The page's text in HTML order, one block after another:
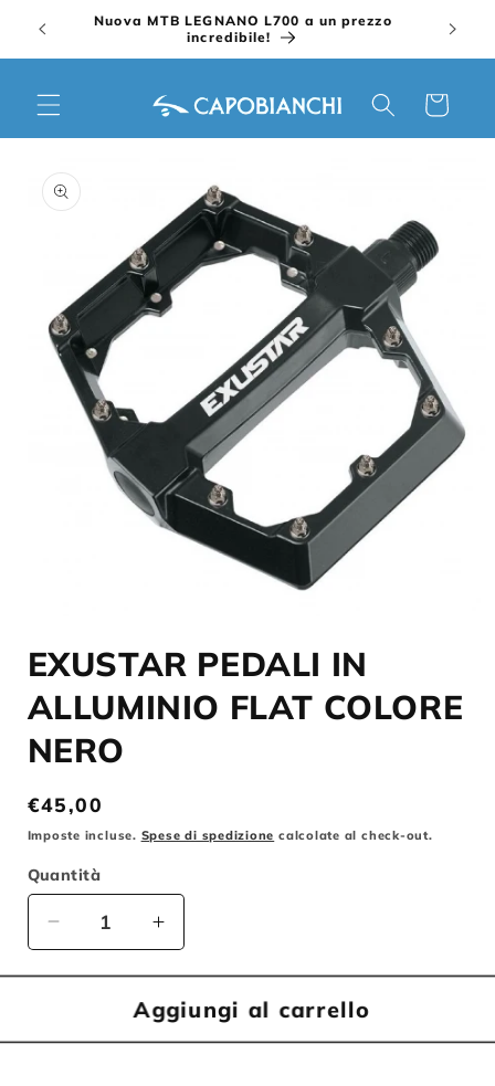
direttamenteNuova MTB LEGNANO L700 a un prezzo
incredibile!
Carrello
informazioni
sul prodotto
multimediali
1
finestra
modale
EXUSTAR PEDALI IN
ALLUMINIO FLAT COLORE
NERO
Prezzo
di
€45,00
Imposte incluse. Spese di spedizione calcolate al check-out.
Quantità
Diminuisci
quantità
per
EXUSTAR
Aumenta
quantità
per
EXUSTAR
Aggiungi al carrello